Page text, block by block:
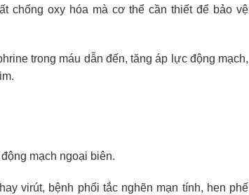
chống oxy hóa mà cơ thể cần thiết để bảo vệ
trong máu dẫn đến, tăng áp lực động mạch,
mạch ngoại biên.
virút, bệnh phổi tắc nghẽn mạn tính, hen phế